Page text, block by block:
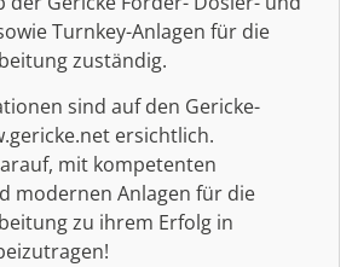
Turnkey-Anlagen für die
zuständig.
sind auf den Gericke-
ersichtlich.
mit kompetenten
modernen Anlagen für die
zu ihrem Erfolg in